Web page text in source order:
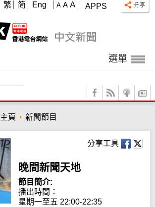
APPS
A A A
繁 简 Eng
選單
主頁 新聞節目
分享工具
晚間新聞天地
節目簡介:
播出時間：
星期一至五 22:00-22:35